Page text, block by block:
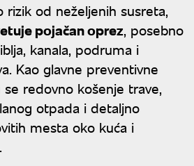
rizik od neželjenih susreta,
pojačan oprez, posebno
kanala, podruma i
Kao glavne preventivne
redovno košenje trave,
otpada i detaljno
mesta oko kuća i